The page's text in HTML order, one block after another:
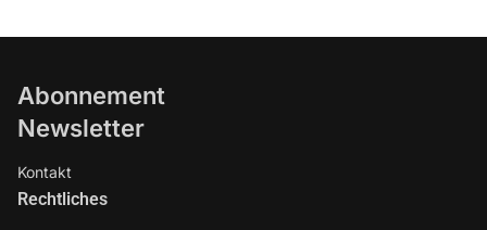
Abonnement
Newsletter
Kontakt
Rechtliches